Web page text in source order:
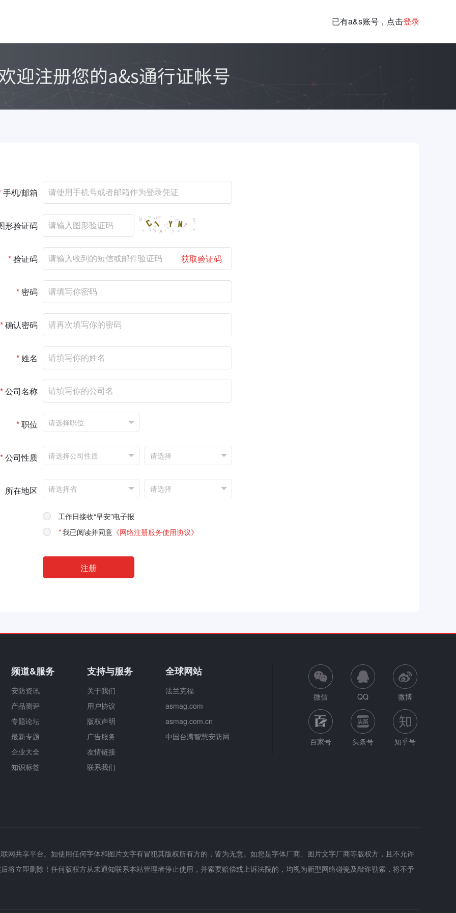
已有a&s账号，点击登录
手机/邮箱
形验证码
*验证码 获取验证码
* 密码
*确认密码
*姓名
*公司名称
*职位
*公司性质
所在地区
工作日接收“早安”电子报
*我已阅读并同意 《网络注册服务使用协议》
频道&服务
安防资讯
产品测评
专题论坛
最新专题
企业大全
知识标签
支持与服务
关于我们
用户协议
版权声明
广告服务
友情链接
联系我们
全球网站
法兰克福
asmag.com
asmag.com.cn
中国台湾智慧安防网
微信 QQ 微博
百家号 头条号 知乎号
网共享平台。如使用任何字体和图片文字有冒犯其版权所有方的，皆为无意。如您是字体厂商、图片文字厂商等版权方，且不允许
将立即删除！任何版权方从未通知联系本站管理者停止使用，并索要赔偿或上诉法院的，均视为新型网络碰瓷及敲诈勒索，将不予